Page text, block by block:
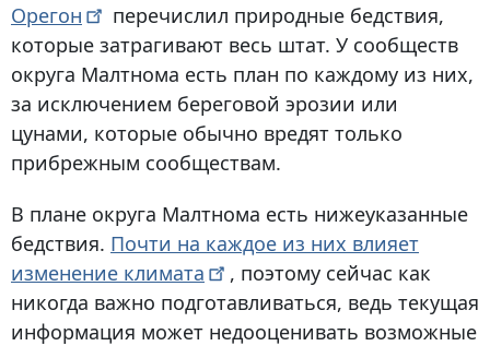
Орегон
перечислил природные бедствия,
которые затрагивают весь штат. У сообществ
округа Малтнома есть план по каждому из них,
за исключением береговой эрозии или
цунами, которые обычно вредят только
прибрежным сообществам.
В плане округа Малтнома есть нижеуказанные
бедствия. Почти на каждое из них влияет
изменение климата
, поэтому сейчас как
никогда важно подготавливаться, ведь текущая
информация может недооценивать возможные